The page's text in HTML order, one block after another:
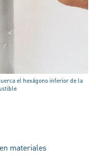
el hexágono inferior de la
materiales